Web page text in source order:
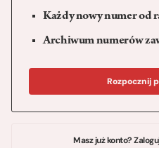
Każdy nowy numer od
Archiwum numerów
Rozpocznij
Masz już konto?